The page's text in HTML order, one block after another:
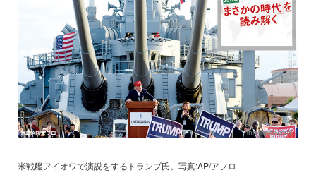
米戦艦アイオワで演説をするトランプ氏。写真:AP/アフロ